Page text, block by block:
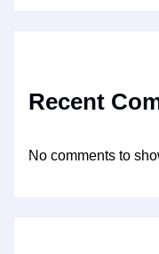
Recent
No comments to